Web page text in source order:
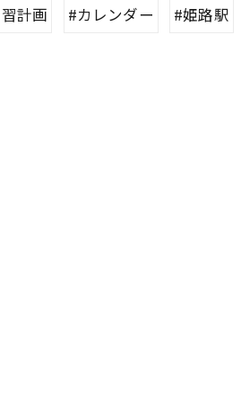
計画 #カレンダー #姫路駅